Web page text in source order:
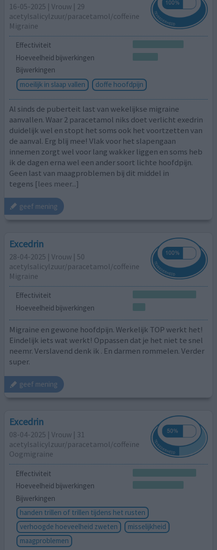
16-05-2025 | Vrouw | 29
acetylsalicylzuur/paracetamol/coffeïne
Migraine
Effectiviteit
Hoeveelheid bijwerkingen
Bijwerkingen
moeilijk in slaap vallen
doffe hoofdpijn
Al sinds de puberteit last van wekelijkse migraine
aanvallen. Waar 2 paracetamol niks doet verlicht exedrin
duidelijk wel en stopt het soms ook het voortzetten van
de aanval. Erg blij mee! Vlak voor het slapengaan
innemen zorgt wel voor lang wakker liggen en soms heb
ik de dagen erna wel een ander soort lichte hoofdpijn.
Geen last van maagproblemen bij dit middel in
tegens [lees meer...]
geef mening
Excedrin
28-04-2025 | Vrouw | 50
acetylsalicylzuur/paracetamol/coffeïne
Migraine
Effectiviteit
Hoeveelheid bijwerkingen
Migraine en gewone hoofdpijn. Werkelijk TOP werkt het!
Eindelijk iets wat werkt! Oppassen dat je het niet te snel
neemr. Verslavend denk ik . En darmen rommelen. Verder
super.
geef mening
Excedrin
08-04-2025 | Vrouw | 31
acetylsalicylzuur/paracetamol/coffeïne
Oogmigraine
Effectiviteit
Hoeveelheid bijwerkingen
Bijwerkingen
handen trillen of trillen tijdens het rusten
verhoogde hoeveelheid zweten
misselijkheid
maagproblemen